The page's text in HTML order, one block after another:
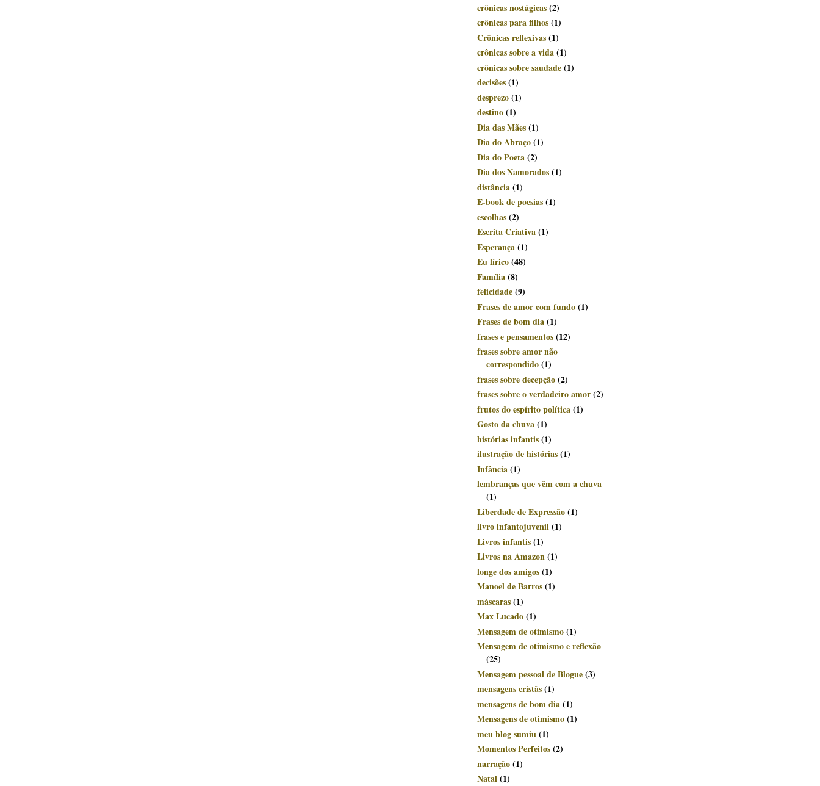
crônicas nostágicas(2)
crônicas para filhos(1)
Crônicas reflexivas(1)
crônicas sobre a vida(1)
crônicas sobre saudade(1)
decisões(1)
desprezo(1)
destino(1)
Dia das Mães(1)
Dia do Abraço(1)
Dia do Poeta(2)
Dia dos Namorados(1)
distância(1)
E-book de poesias(1)
escolhas(2)
Escrita Criativa(1)
Esperança(1)
Eu lírico(48)
Família(8)
felicidade(9)
Frases de amor com fundo(1)
Frases de bom dia(1)
frases e pensamentos(12)
frases sobre amor não
correspondido(1)
frases sobre decepção(2)
frases sobre o verdadeiro amor(2)
frutos do espírito política(1)
Gosto da chuva(1)
histórias infantis(1)
ilustração de histórias(1)
Infância(1)
lembranças que vêm com a chuva
(1)
Liberdade de Expressão(1)
livro infantojuvenil(1)
Livros infantis(1)
Livros na Amazon(1)
longe dos amigos(1)
Manoel de Barros(1)
máscaras(1)
Max Lucado(1)
Mensagem de otimismo(1)
Mensagem de otimismo e reflexão
(25)
Mensagem pessoal de Blogue(3)
mensagens cristãs(1)
mensagens de bom dia(1)
Mensagens de otimismo(1)
meu blog sumiu(1)
Momentos Perfeitos(2)
narração(1)
Natal(1)